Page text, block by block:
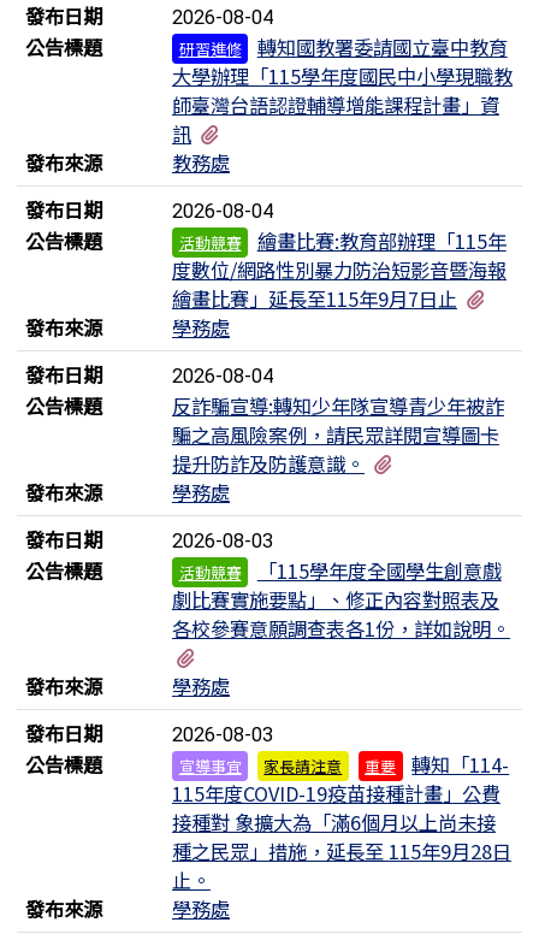
發布日期
2026-08-04
公告標題 研習進修
轉知國教署委請國立臺中教育
大學辦理「115學年度國民中小學現職教
師臺灣台語認證輔導增能課程計畫」資
訊
發布來源
教務處
發布日期
2026-08-04
公告標題 活動競賽
繪畫比賽:教育部辦理「115年
度數位/網路性別暴力防治短影音暨海報
繪畫比賽」延長至115年9月7日止
發布來源
學務處
發布日期
2026-08-04
公告標題
反詐騙宣導:轉知少年隊宣導青少年被詐
騙之高風險案例，請民眾詳閱宣導圖卡
提升防詐及防護意識。
發布來源
學務處
發布日期
2026-08-03
公告標題 活動競賽
「115學年度全國學生創意戲
劇比賽實施要點」、修正內容對照表及
各校參賽意願調查表各1份，詳如說明。
發布來源
學務處
發布日期
2026-08-03
公告標題 宣導事宜 家長請注意 重要
轉知「114-
115年度COVID-19疫苗接種計畫」公費
接種對 象擴大為「滿6個月以上尚未接
種之民眾」措施，延長至 115年9月28日
止。
發布來源
學務處